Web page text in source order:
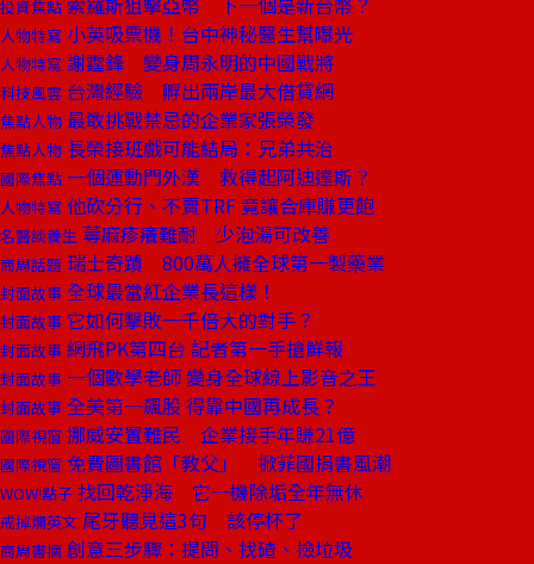
投資焦點
人物特寫 小英吸票機！台中神秘醫生幫曝光
人物特寫 謝霆鋒 變身周永明的中國戰將
科技風雲 台灣經驗 孵出兩岸最大借貸網
焦點人物 最敢挑戰禁忌的企業家張榮發
焦點人物 長榮接班戲可能結局：兄弟共治
國際焦點 一個運動門外漢 救得起阿迪達斯？
人物特寫 他砍分行、不賣TRF 竟讓合庫賺更飽
名醫談養生 蕁麻疹癢難耐 少泡湯可改善
商周話題 瑞士奇蹟 800萬人擁全球第一製藥業
封面故事 全球最當紅企業長這樣！
封面故事 它如何擊敗一千倍大的對手？
封面故事 網飛PK第四台 記者第一手搶鮮報
封面故事 一個數學老師 變身全球線上影音之王
封面故事 全美第一飆股 得靠中國再成長？
國際視窗 挪威安置難民 企業接手年賺21億
國際視窗 免費圖書館「教父」 掀菲國捐書風潮
WOW!點子 找回乾淨海 它一機除垢全年無休
戒掉爛英文 尾牙聽見這3句 該停杯了
商周書摘 創意三步驟：提問、找碴、撿垃圾